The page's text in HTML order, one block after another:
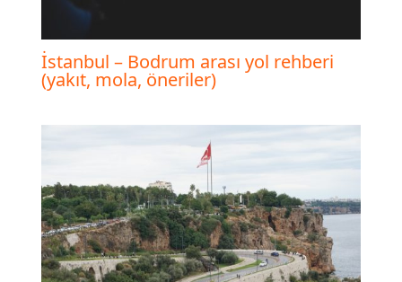
İstanbul – Bodrum arası yol rehberi
(yakıt, mola, öneriler)